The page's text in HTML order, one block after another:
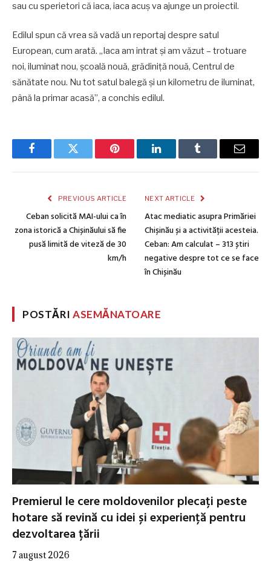
sau cu sperietori că iaca, iaca acuș va ajunge un proiectil.
Edilul spun că vrea să vadă un reportaj despre satul
European, cum arată. „Iaca am intrat și am văzut – trotuare
noi, iluminat nou, școală nouă, grădiniță nouă, Centrul de
sănătate nou. Nu tot satul balegă și un kilometru de iluminat,
până la primar acasă”, a conchis edilul.
FacebookTwitter Pinterest LinkedInTumblr Email
PREVIOUS ARTICLE
Ceban solicită MAI-ului ca în
zona istorică a Chișinăului să fie
pusă limită de viteză de 30
km/h
NEXT ARTICLE
Atac mediatic asupra Primăriei
Chișinău și a activității acesteia.
Ceban: Am calculat – 313 știri
negative despre tot ce se face
în Chișinău
POSTĂRIASEMĂNATOARE
Premierul le cere moldovenilor plecați peste
hotare să revină cu idei și experiență pentru
dezvoltarea țării
7 august 2026